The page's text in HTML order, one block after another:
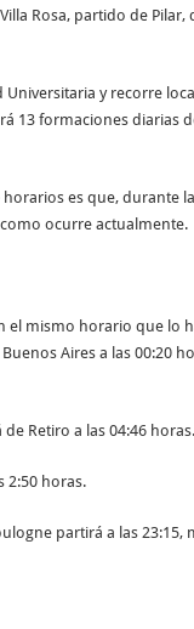
Rosa, partido de Pilar,
y recorre
13 formaciones diarias
es que, durante
ocurre actualmente.
el mismo horario que lo
Aires a las 00:20
Retiro a las 04:46 horas.
2:50 horas.
partirá a las 23:15,